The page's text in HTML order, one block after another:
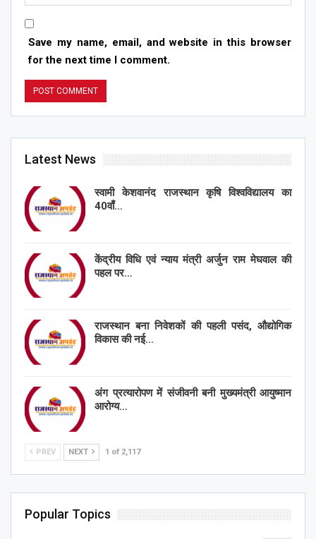
Save my name, email, and website in this browser
for the next time I comment.
Latest News
स्वामी केशवानंद राजस्थान कृषि विश्वविद्यालय का
40वाँ…
केंद्रीय विधि एवं न्याय मंत्री अर्जुन राम मेघवाल की
पहल पर…
राजस्थान बना निवेशकों की पहली पसंद, औद्योगिक
विकास की नई…
अंग प्रत्यारोपण में संजीवनी बनी मुख्यमंत्री आयुष्मान
आरोग्य…
PREV NEXT 1 of 2,117
Popular Topics